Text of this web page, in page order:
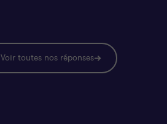
Voir toutes nos réponses